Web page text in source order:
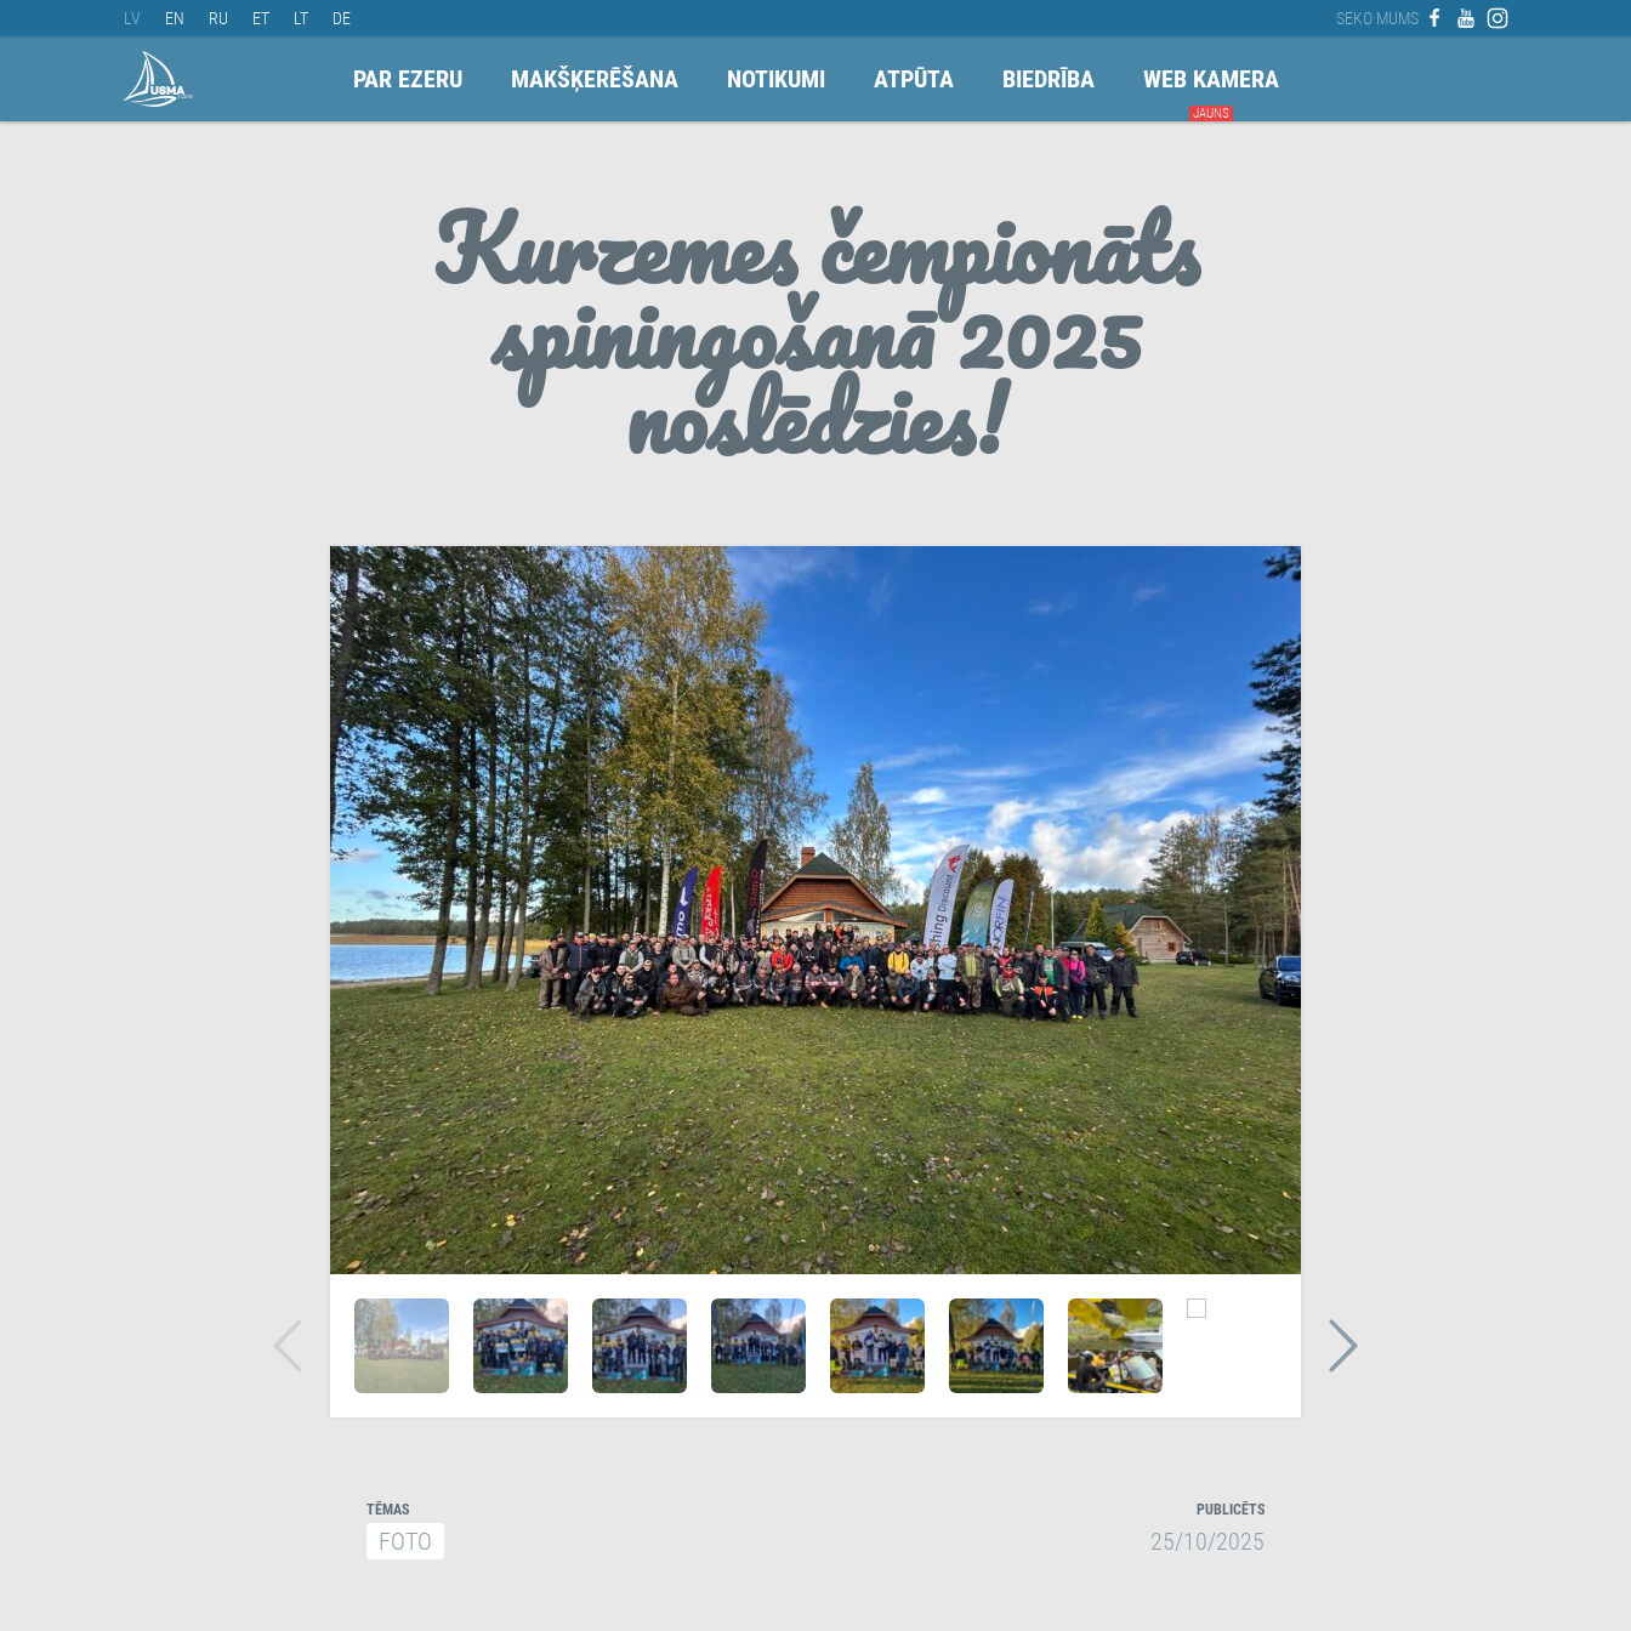
LV EN RU ET LT DE SEKO MUMS
PAR EZERU MAKŠĶERĒŠANA NOTIKUMI ATPŪTA BIEDRĪBA WEB KAMERA
JAUNS
Kurzemes čempionāts
spiningošanā 2025
noslēdzies!
TĒMAS
FOTO
PUBLICĒTS
25/10/2025